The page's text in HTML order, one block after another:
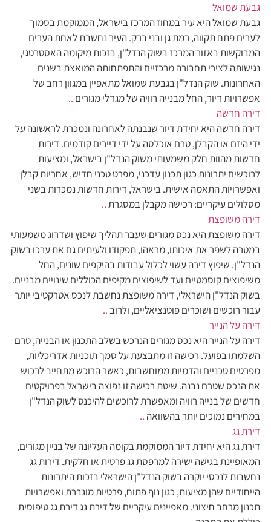
גבעת שמואל
גבעת שמואל היא עיר במחוז המרכז בישראל, הממוקמת בסמוך
לערים פתח תקווה, רמת גן ובני ברק. העיר נחשבת לאחת הערים
המבוקשות באזור המרכז בשוק הנדל"ן, בזכות מיקומה האסטרטגי,
נגישותה לצירי תחבורה מרכזיים והתפתחותה המואצת בשנים
האחרונות. שוק הנדל"ן בגבעת שמואל מתאפיין במגוון רחב של
אפשרויות דיור, החל מבנייה רוויה של מגדלי מגורים ..
דירה חדשה
דירה חדשה היא יחידת דיור שנבנתה לאחרונה ונמכרת לראשונה על
ידי היזם או הקבלן, טרם אוכלסה על ידי דיירים קודמים. דירות
חדשות מהוות חלק משמעותי משוק הנדל"ן בישראל, ומציעות
לרוכשים יתרונות כגון תכנון עדכני, מפרט טכני חדיש, אחריות קבלן
ואפשרויות התאמה אישית. בישראל, דירות חדשות נמכרות בשני
מסלולים עיקריים: רכישה מקבלן במסגרת..
דירה משופצת
דירה משופצת היא נכס מגורים שעבר תהליך שיפוץ ושדרוג משמעותי
במטרה לשפר את איכותו, מראהו, תפקודו ולעיתים גם את ערכו בשוק
הנדל"ן. שיפוץ דירה עשוי לכלול עבודות בהיקפים שונים, החל
משיפוצים קוסמטיים ועד לשיפוצים מקיפים הכוללים שינויים מבניים.
בשוק הנדל"ן הישראלי, דירה משופצת נחשבת לנכס אטרקטיבי יותר
עבור רוכשים ושוכרים פוטנציאליים, ולרוב..
דירה על הנייר
דירה על הנייר היא נכס מגורים הנרכש בשלב התכנון או הבנייה, טרם
השלמתו בפועל. רכישה זו מתבצעת על סמך תוכניות אדריכליות,
מפרטים טכניים והדמיות ממוחשבות, כאשר הרוכש מתחייב לרכוש
את הנכס שטרם נבנה. שיטת רכישה זו נפוצה בישראל בפרויקטים
חדשים של בנייה רוויה ומאפשרת לרוכשים להיכנס לשוק הנדל"ן
במחירים נמוכים יותר בהשוואה ..
דירת גג
דירת גג היא יחידת דיור הממוקמת בקומה העליונה של בניין מגורים,
המאופיינת בגישה ישירה למרפסת גג פרטית או חלקית. דירות גג
נחשבות לנכסי יוקרה בשוק הנדל"ן הישראלי בזכות היתרונות
הייחודיים שהן מציעות, כגון נוף פתוח, פרטיות מוגברת ואפשרויות
תכנון מרחב חיצוני. מאפיינים עיקריים של דירת גג דירת גג טיפוסית